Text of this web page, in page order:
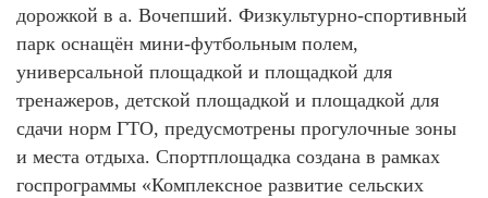
дорожкой в а. Вочепший. Физкультурно-спортивный
парк оснащён мини-футбольным полем,
универсальной площадкой и площадкой для
тренажеров, детской площадкой и площадкой для
сдачи норм ГТО, предусмотрены прогулочные зоны
и места отдыха. Спортплощадка создана в рамках
госпрограммы «Комплексное развитие сельских